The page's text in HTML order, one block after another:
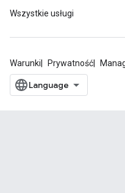
Wszystkie usługi
Warunki Prywatność